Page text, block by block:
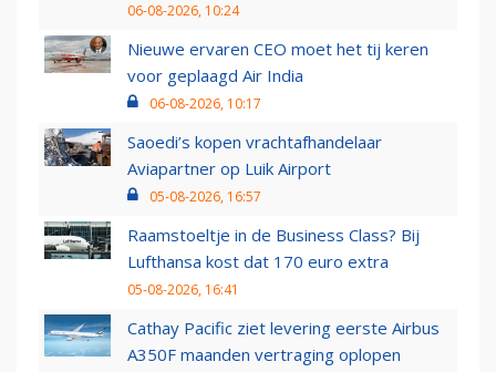
06-08-2026, 10:24
Nieuwe ervaren CEO moet het tij keren
voor geplaagd Air India
06-08-2026, 10:17
Saoedi’s kopen vrachtafhandelaar
Aviapartner op Luik Airport
05-08-2026, 16:57
Raamstoeltje in de Business Class? Bij
Lufthansa kost dat 170 euro extra
05-08-2026, 16:41
Cathay Pacific ziet levering eerste Airbus
A350F maanden vertraging oplopen